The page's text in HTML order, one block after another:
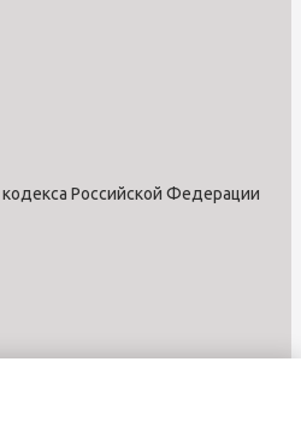
Российской Федерации